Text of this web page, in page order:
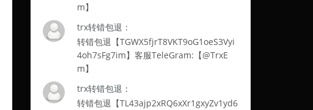
m】
trx转错包退：
转错包退【TGWX5fjrT8VKT9oG1oeS3Vyi
4oh7sFg7im】客服TeleGram:【@TrxE
m】
trx转错包退：
转错包退【TL43ajp2xRQ6xXr1gxyZv1yd6